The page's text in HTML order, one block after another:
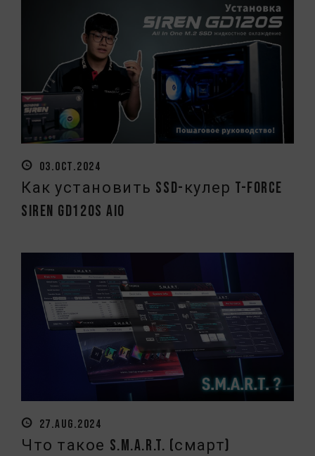
03.OCT.2024
Как установить SSD-кулер T-FORCE
SIREN GD120S AIO
27.AUG.2024
Что такое S.M.A.R.T. (смарт)